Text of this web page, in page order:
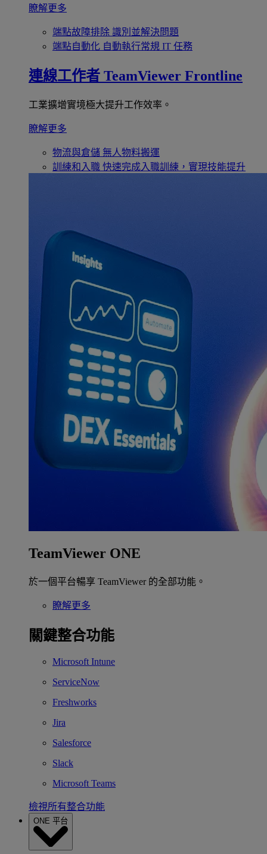
瞭解更多
端點故障排除 識別並解決問題
端點自動化 自動執行常規 IT 任務
連線工作者 TeamViewer Frontline
工業擴增實境極大提升工作效率。
瞭解更多
物流與倉儲 無人物料搬運
訓練和入職 快速完成入職訓練，實現技能提升
TeamViewer ONE
於一個平台暢享 TeamViewer 的全部功能。
瞭解更多
關鍵整合功能
Microsoft Intune
ServiceNow
Freshworks
Jira
Salesforce
Slack
Microsoft Teams
檢視所有整合功能
ONE 平台